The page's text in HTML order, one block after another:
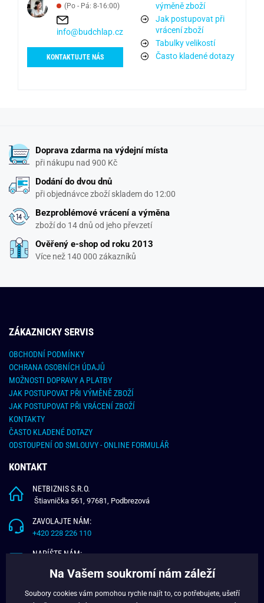
(Po - Pá: 8-16:00)
info@budchlap.cz
KONTAKTUJTE NÁS
výměně zboží
Jak postupovat při
vrácení zboží
Tabulky velikostí
Často kladené dotazy
Doprava zdarma na výdejní místa
při nákupu nad 900 Kč
Dodání do dvou dnů
při objednávce zboží skladem do 12:00
Bezproblémové vrácení a výměna
zboží do 14 dnů od jeho převzetí
Ověřený e-shop od roku 2013
Více než 140 000 zákazníků
ZÁKAZNICKY SERVIS
OBCHODNÍ PODMÍNKY
OCHRANA OSOBNÍCH ÚDAJŮ
MOŽNOSTI DOPRAVY A PLATBY
JAK POSTUPOVAT PŘI VÝMĚNĚ ZBOŽÍ
JAK POSTUPOVAT PŘI VRÁCENÍ ZBOŽÍ
KONTAKTY
ČASTO KLADENÉ DOTAZY
ODSTOUPENÍ OD SMLOUVY - ONLINE FORMULÁŘ
KONTAKT
NETBIZNIS S.R.O.
Štiavnička 561, 97681, Podbrezová
ZAVOLAJTE NÁM:
+420 228 226 110
NAPÍŠTE NÁM:
Na Vašem soukromí nám záleží
Soubory cookies vám pomohou rychle najít to, co potřebujete, ušetří